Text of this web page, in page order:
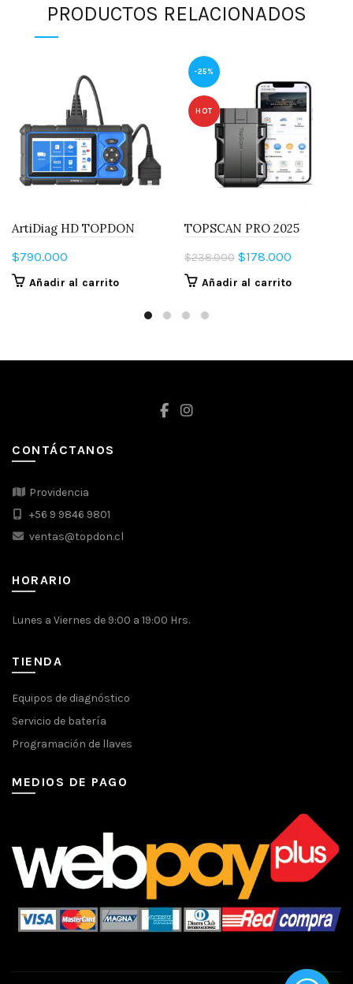
PRODUCTOS RELACIONADOS
ArtiDiag HD TOPDON
$790.000
Añadir al carrito
-25%
HOT
TOPSCAN PRO 2025
$238.000 El
precio
$178.000
Añadir al carrito
CONTÁCTANOS
Providencia
+56 9 9846 9801
ventas@topdon.cl
HORARIO
Lunes a Viernes de 9:00 a 19:00 Hrs.
TIENDA
Equipos de diagnóstico
Servicio de batería
Programación de llaves
MEDIOS DE PAGO